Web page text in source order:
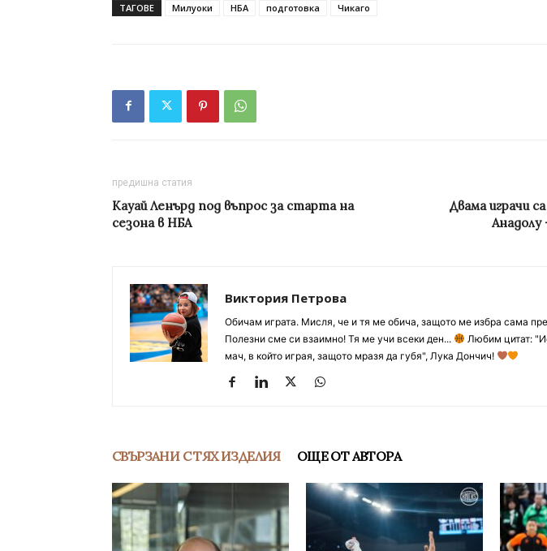
ТАГОВЕ Милуоки НБА подготовка Чикаго
предишна статия
Кауай Ленърд под въпрос за старта на
сезона в НБА
Двама играчи
Анадолу
Виктория Петрова
Обичам играта. Мисля, че и тя ме обича, защото ме избра сама
Полезни сме си взаимно! Тя ме учи всеки ден...
Любим цитат:
мач, в който играя, защото мразя да губя", Лука Дончич!
СВЪРЗАНИ С ТЯХ ИЗДЕЛИЯ ОЩЕ ОТ АВТОРА